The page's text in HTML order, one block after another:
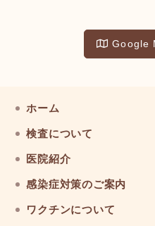
Google
ホーム
検査について
医院紹介
感染症対策のご案内
ワクチンについて